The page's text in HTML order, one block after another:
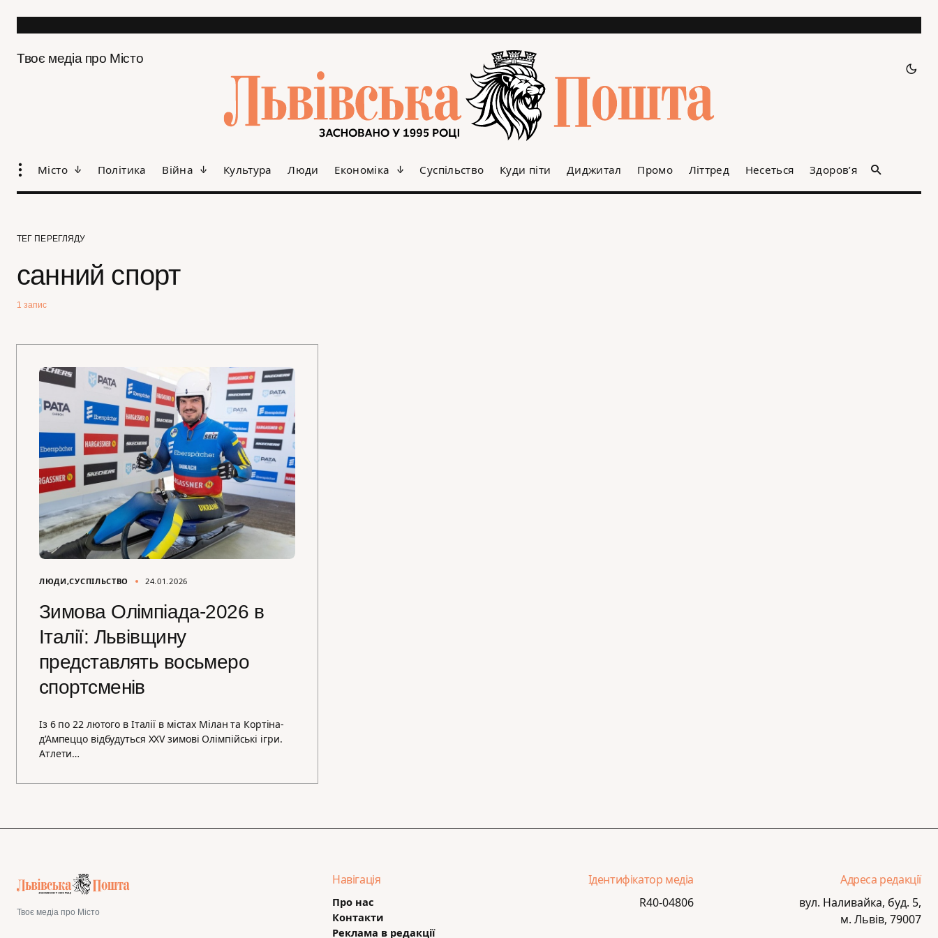
Твоє медіа про Місто
Місто Політика Війна Культура Люди Економіка Суспільство Куди піти Диджитал Промо Літтред Несеться Здоров’я
ТЕГ ПЕРЕГЛЯДУ
санний спорт
1 запис
ЛЮДИ СУСПІЛЬСТВО 24.01.2026
Зимова Олімпіада-2026 в
Італії: Львівщину
представлять восьмеро
спортсменів
Із 6 по 22 лютого в Італії в містах Мілан та Кортіна-
д’Ампеццо відбудуться ХХV зимові Олімпійські ігри.
Атлети…
Твоє медіа про Місто
Навігація
Про нас
Контакти
Реклама в редакції
Ідентифікатор медіа
R40-04806
Адреса редакції
вул. Наливайка, буд. 5,
м. Львів, 79007